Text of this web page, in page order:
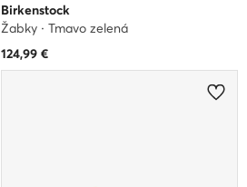
Birkenstock
Žabky · Tmavo zelená
124,99€